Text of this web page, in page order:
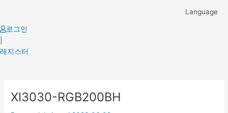
content
Language
로그인
레지스터
XI3030-RGB200BH